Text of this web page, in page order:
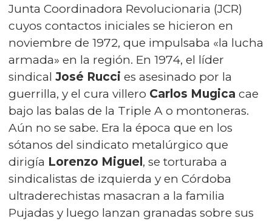
Junta Coordinadora Revolucionaria (JCR)
cuyos contactos iniciales se hicieron en
noviembre de 1972, que impulsaba «la lucha
armada» en la región. En 1974, el líder
sindical José Rucci es asesinado por la
guerrilla, y el cura villero Carlos Mugica cae
bajo las balas de la Triple A o montoneras.
Aún no se sabe. Era la época que en los
sótanos del sindicato metalúrgico que
dirigía Lorenzo Miguel , se torturaba a
sindicalistas de izquierda y en Córdoba
ultraderechistas masacran a la familia
Pujadas y luego lanzan granadas sobre sus